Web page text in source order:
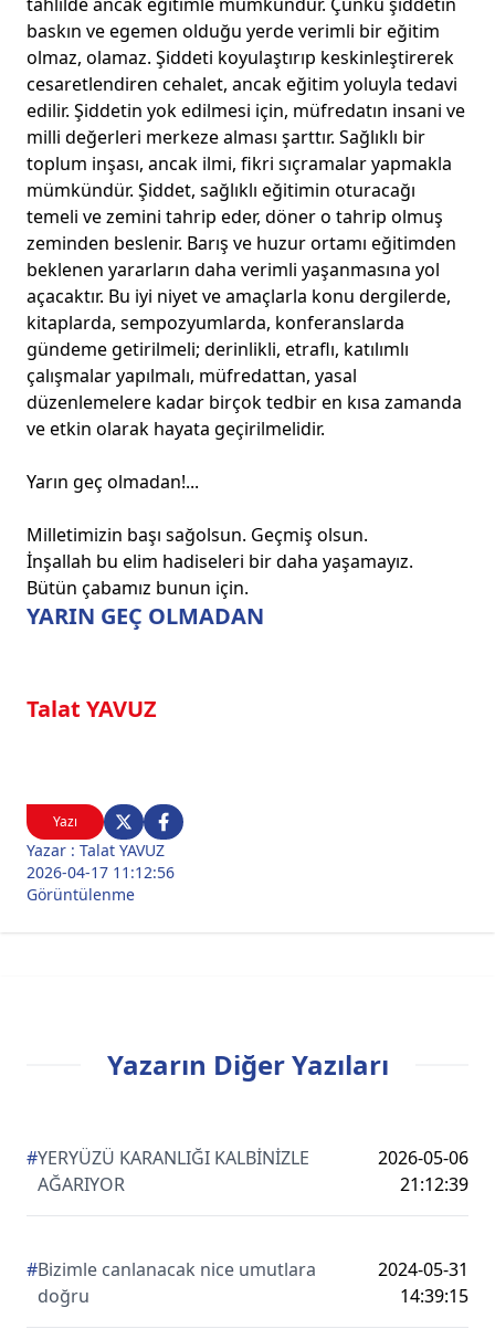
Yazı
Yazar : Talat YAVUZ
2026-04-17 11:12:56
Görüntülenme
YARIN GEÇ OLMADAN
Talat YAVUZ
baskın ve egemen olduğu yerde verimli bir eğitim
olmaz, olamaz. Şiddeti koyulaştırıp keskinleştirerek
cesaretlendiren cehalet, ancak eğitim yoluyla tedavi
edilir. Şiddetin yok edilmesi için, müfredatın insani ve
milli değerleri merkeze alması şarttır. Sağlıklı bir
toplum inşası, ancak ilmi, fikri sıçramalar yapmakla
mümkündür. Şiddet, sağlıklı eğitimin oturacağı
temeli ve zemini tahrip eder, döner o tahrip olmuş
zeminden beslenir. Barış ve huzur ortamı eğitimden
beklenen yararların daha verimli yaşanmasına yol
açacaktır. Bu iyi niyet ve amaçlarla konu dergilerde,
kitaplarda, sempozyumlarda, konferanslarda
gündeme getirilmeli; derinlikli, etraflı, katılımlı
çalışmalar yapılmalı, müfredattan, yasal
düzenlemelere kadar birçok tedbir en kısa zamanda
ve etkin olarak hayata geçirilmelidir.
Yarın geç olmadan!...
Milletimizin başı sağolsun. Geçmiş olsun.
İnşallah bu elim hadiseleri bir daha yaşamayız.
Bütün çabamız bunun için.
Yazarın Diğer Yazıları
#YERYÜZÜ KARANLIĞI KALBİNİZLE
AĞARIYOR
2026-05-06
21:12:39
#Bizimle canlanacak nice umutlara
doğru
2024-05-31
14:39:15